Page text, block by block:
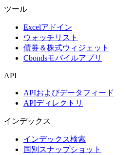
ツール
Excelアドイン
ウォッチリスト
債券＆株式ウィジェット
Cbondsモバイルアプリ
API
APIおよびデータフィード
APIディレクトリ
インデックス
インデックス検索
国別スナップショット